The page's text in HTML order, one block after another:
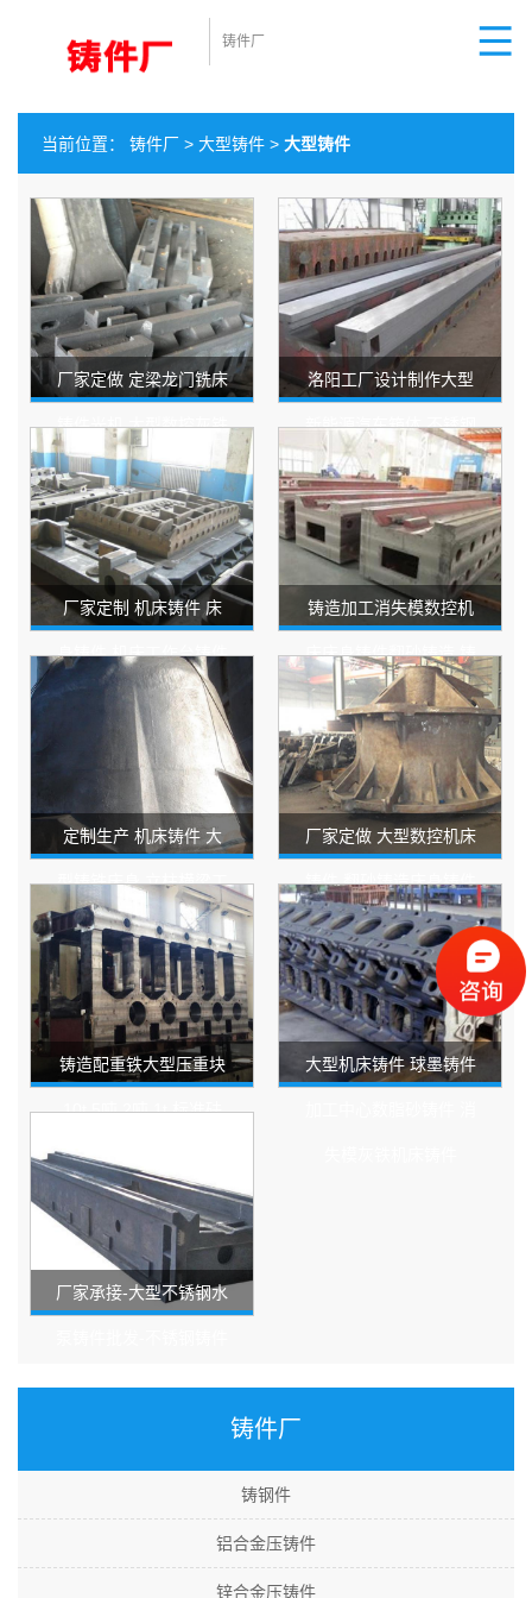
铸件厂
当前位置： 铸件厂 > 大型铸件 > 大型铸件
厂家定做 定梁龙门铣床
铸件光机 大型数控灰铁
铸件 加工退火淬
洛阳工厂设计制作大型
新能源汽车箱体 不锈钢
铸件加工
厂家定制 机床铸件 床
身铸件 机床工作台铸件
大型机床铸件
铸造加工消失模数控机
床床身铸件翻砂铸造 铸
铁平台 大型机床铸件
定制生产 机床铸件 大
型铸铁床身 立柱横梁工
作台 生产加工厂家
厂家定做 大型数控机床
铸件 翻砂铸造床身铸件
床身机身底座加工
铸造配重铁大型压重块
10t 5吨 2吨 1t 标准砝
大型机床铸件 球墨铸件
厂家承接-大型不锈钢水
定制加工
铸件厂
铸钢件
铝合金压铸件
锌合金压铸件